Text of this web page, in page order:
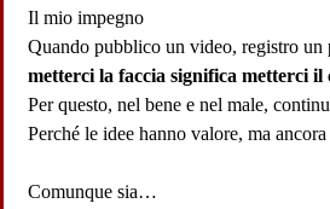
Il mio impegno
Quando pubblico un video, registro
metterci la faccia significa metterci il
Per questo, nel bene e nel male,
Perché le idee hanno valore, ma
Comunque sia…